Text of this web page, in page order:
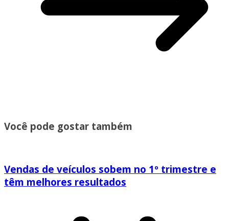
Você pode gostar também
Vendas de veículos sobem no 1º trimestre e
têm melhores resultados